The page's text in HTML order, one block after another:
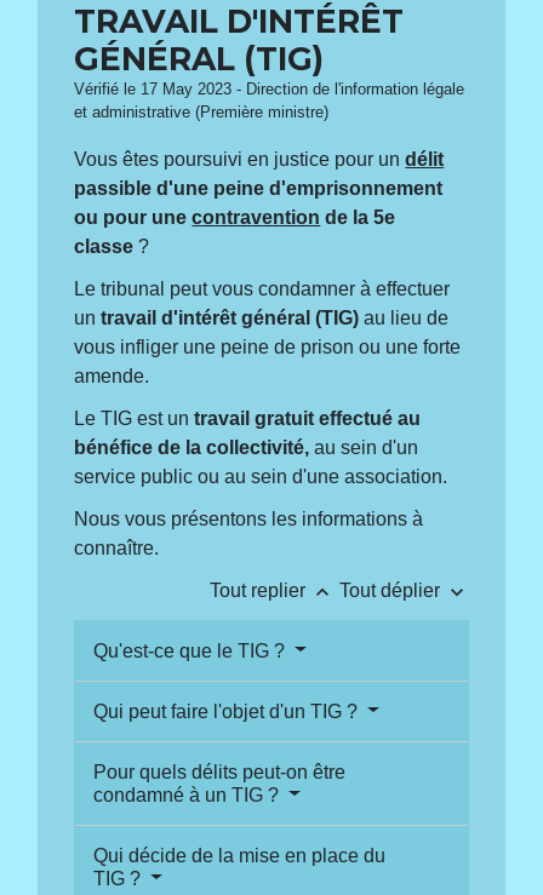
TRAVAIL D'INTÉRÊT
GÉNÉRAL (TIG)
Vérifié le 17 May 2023 - Direction de l'information légale
et administrative (Première ministre)
Vous êtes poursuivi en justice pour undélit
passible d'une peine d'emprisonnement
ou pour unecontravention de la 5e
classe ?
Le tribunal peut vous condamner à effectuer
untravail d'intérêt général (TIG) au lieu de
vous infliger une peine de prison ou une forte
amende.
Le TIG est untravail gratuit effectué au
bénéfice de la collectivité, au sein d'un
service public ou au sein d'une association.
Nous vous présentons les informations à
connaître.
Tout replier keyboard_arrow_up Tout déplier keyboard_arrow_down
Qu'est-ce que le TIG ?
Qui peut faire l'objet d'un TIG ?
Pour quels délits peut-on être
condamné à un TIG ?
Qui décide de la mise en place du
TIG ?